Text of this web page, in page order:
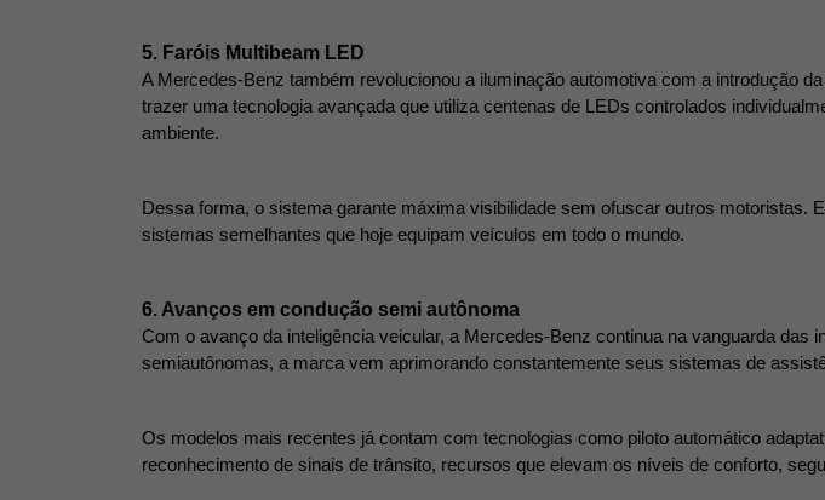
5. Faróis Multibeam LED
A Mercedes-Benz também revolucionou a iluminação automotiva com a introdução
trazer uma tecnologia avançada que utiliza centenas de LEDs controlados
ambiente.
Dessa forma, o sistema garante máxima visibilidade sem ofuscar outros motoristas.
sistemas semelhantes que hoje equipam veículos em todo o mundo.
6. Avanços em condução semi autônoma
Com o avanço da inteligência veicular, a Mercedes-Benz continua na vanguarda
semiautônomas, a marca vem aprimorando constantemente seus sistemas de
Os modelos mais recentes já contam com tecnologias como piloto automático
reconhecimento de sinais de trânsito, recursos que elevam os níveis de conforto,